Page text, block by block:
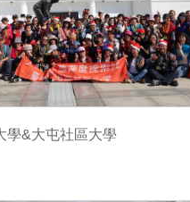
學&大屯社區大學